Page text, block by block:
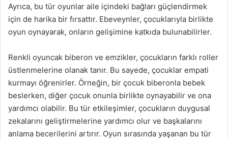
Ayrıca, bu tür oyunlar aile içindeki bağları güçlendirmek
için de harika bir fırsattır. Ebeveynler, çocuklarıyla birlikte
oyun oynayarak, onların gelişimine katkıda bulunabilirler.
Renkli oyuncak biberon ve emzikler, çocukların farklı roller
üstlenmelerine olanak tanır. Bu sayede, çocuklar empati
kurmayı öğrenirler. Örneğin, bir çocuk biberonla bebek
beslerken, diğer çocuk onunla birlikte oynayabilir ve ona
yardımcı olabilir. Bu tür etkileşimler, çocukların duygusal
zekalarını geliştirmelerine yardımcı olur ve başkalarını
anlama becerilerini artırır. Oyun sırasında yaşanan bu tür